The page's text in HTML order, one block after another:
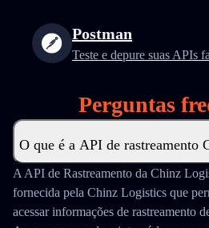
Postman
Teste e depure suas APIs
Perguntas
O que é a API de rastreamento
A API de Rastreamento da Chinz
fornecida pela Chinz Logistics que
acessar informações de rastreamento